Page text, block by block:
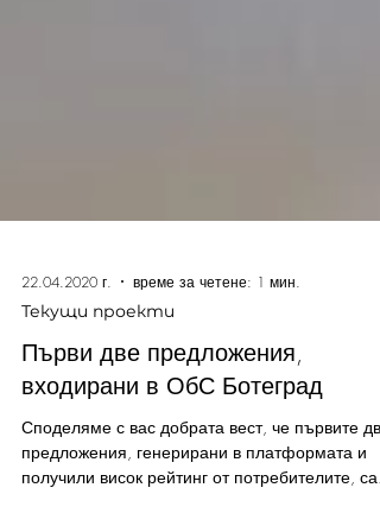
22.04.2020 г. време за четене: 1 мин.
Текущи проекти
Първи две предложения,
входирани в ОбС Ботеград